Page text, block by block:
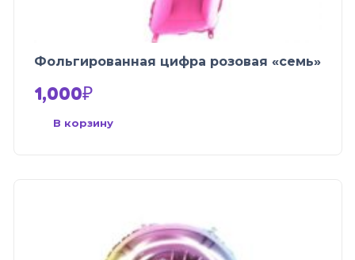
Фольгированная цифра розовая «семь»
1,000₽
В корзину